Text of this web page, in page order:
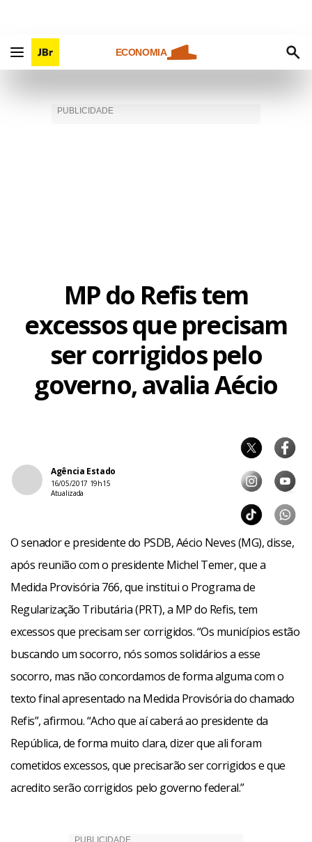
ECONOMIA
MP do Refis tem
excessos que precisam
ser corrigidos pelo
governo, avalia Aécio
Agência Estado
16/05/2017 19h15
Atualizada
O senador e presidente do PSDB, Aécio Neves (MG), disse,
após reunião com o presidente Michel Temer, que a
Medida Provisória 766, que institui o Programa de
Regularização Tributária (PRT), a MP do Refis, tem
excessos que precisam ser corrigidos. “Os municípios estão
buscando um socorro, nós somos solidários a esse
socorro, mas não concordamos de forma alguma com o
texto final apresentado na Medida Provisória do chamado
Refis”, afirmou. “Acho que aí caberá ao presidente da
República, de forma muito clara, dizer que ali foram
cometidos excessos, que precisarão ser corrigidos e que
acredito serão corrigidos pelo governo federal.”